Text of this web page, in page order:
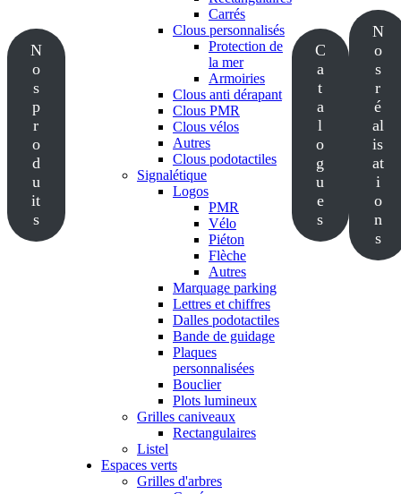
N
o
s
p
r
o
d
u
it
s
Carrés
Clous personnalisés
Protection de
la mer
Armoiries
Clous anti dérapant
Clous PMR
Clous vélos
Autres
Clous podotactiles
Signalétique
Logos
PMR
Vélo
Piéton
Flèche
Autres
Marquage parking
Lettres et chiffres
Dalles podotactiles
Bande de guidage
Plaques
personnalisées
Bouclier
Plots lumineux
Grilles caniveaux
Rectangulaires
Listel
Espaces verts
Grilles d'arbres
C
a
t
a
l
o
g
u
e
s
N
o
s
r
é
al
is
at
i
o
n
s